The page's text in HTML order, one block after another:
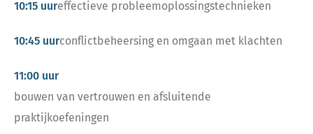
10:15 uureffectieve probleemoplossingstechnieken
10:45 uurconflictbeheersing en omgaan met klachten
11:00 uur
bouwen van vertrouwen en afsluitende
praktijkoefeningen